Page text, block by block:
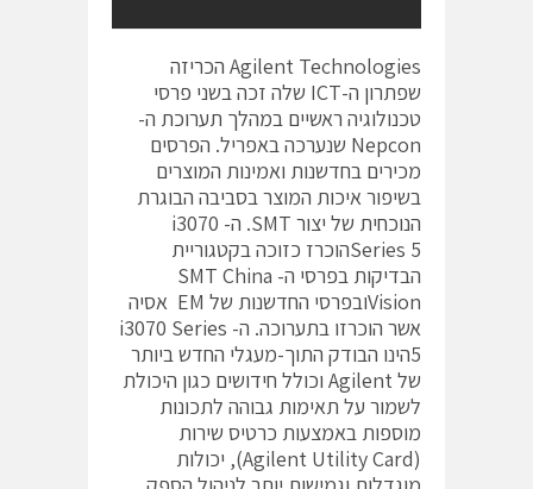
n
Agilent Technologies הכריזה
שפתרון ה-ICT שלה זכה בשני פרסי
טכנולוגיה ראשיים במהלך תערוכת ה-
Nepcon שנערכה באפריל. הפרסים
מכירים בחדשנות ואמינות המוצרים
בשיפור איכות המוצר בסביבה הבוגרת
הנוכחית של יצור SMT. ה- i3070
Series 5הוכרז כזוכה בקטגוריית
הבדיקות בפרסי ה- SMT China
Visionובפרסי החדשנות של EM אסיה
אשר הוכרזו בתערוכה. ה- i3070 Series
5הינו הבודק התוך-מעגלי החדש ביותר
של Agilent וכולל חידושים כגון היכולת
לשמור על תאימות גבוהה לתכונות
מוספות באמצעות כרטיס שירות
(Agilent Utility Card), יכולות